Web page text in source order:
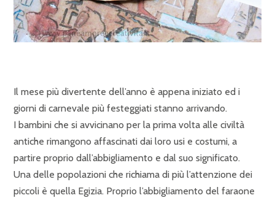
Il mese più divertente dell’anno è appena iniziato ed i
giorni di carnevale più festeggiati stanno arrivando.
I bambini che si avvicinano per la prima volta alle civiltà
antiche rimangono affascinati dai loro usi e costumi, a
partire proprio dall’abbigliamento e dal suo significato.
Una delle popolazioni che richiama di più l’attenzione dei
piccoli è quella Egizia. Proprio l’abbigliamento del faraone